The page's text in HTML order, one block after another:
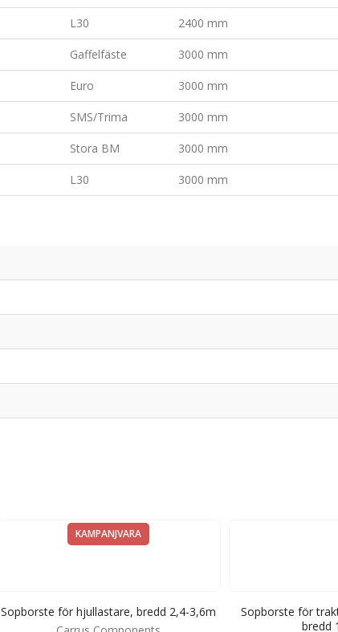
L30 2400 mm
Gaffelfäste 3000 mm
Euro 3000 mm
SMS/Trima 3000 mm
Stora BM 3000 mm
L30 3000 mm
KAMPANJVARA
Sopborste för hjullastare, bredd 2,4-3,6m
Sopborste för
bredd